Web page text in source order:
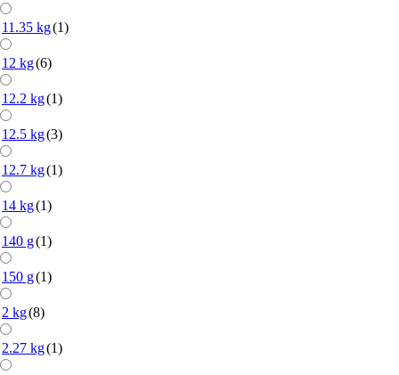
11.35 kg(1)
12 kg(6)
12.2 kg(1)
12.5 kg(3)
12.7 kg(1)
14 kg(1)
140 g(1)
150 g(1)
2 kg(8)
2.27 kg(1)